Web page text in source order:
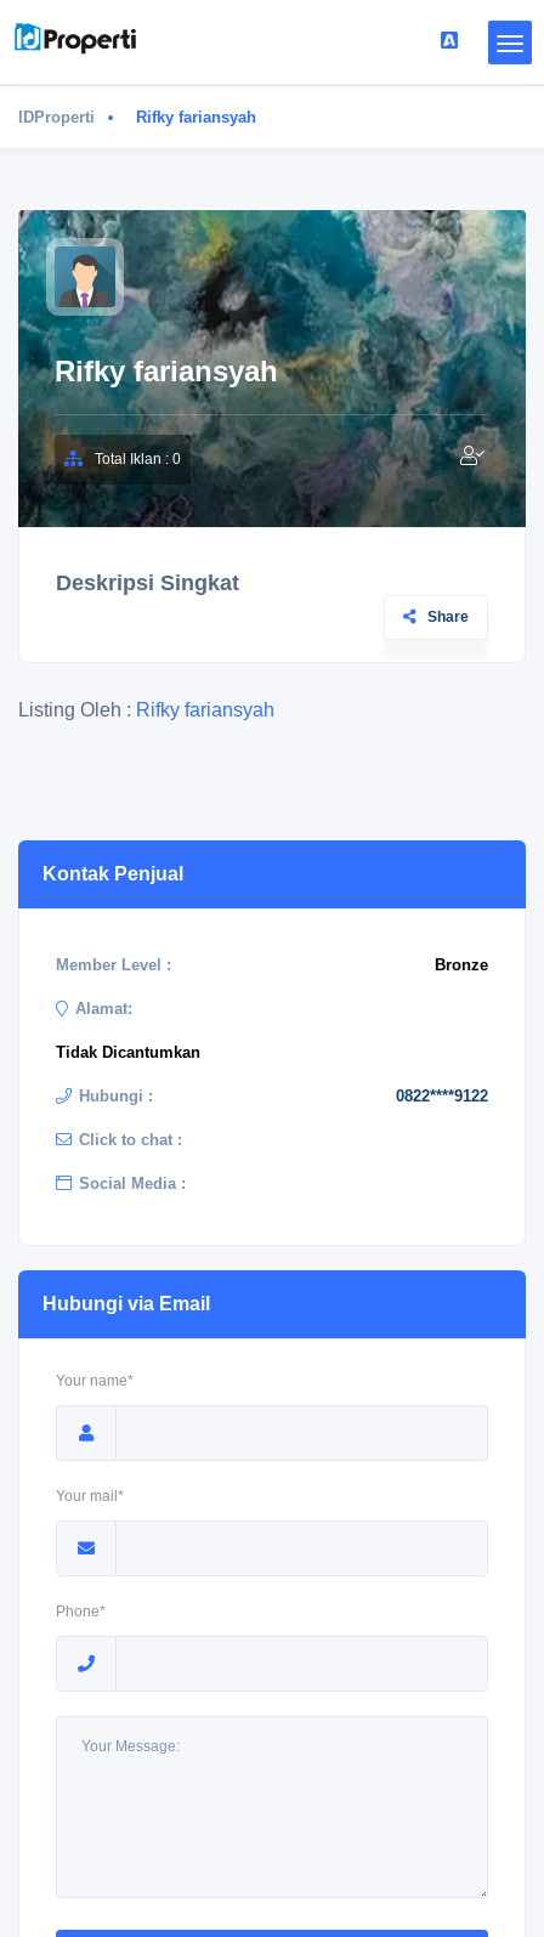
IDProperti Rifky fariansyah
Rifky fariansyah
Total Iklan : 0
Deskripsi Singkat
Share
Listing Oleh : Rifky fariansyah
Kontak Penjual
Member Level : Bronze
Alamat:
Tidak Dicantumkan
Hubungi : 0822****9122
Click to chat :
Social Media :
Hubungi via Email
Your name*
Your mail*
Phone*